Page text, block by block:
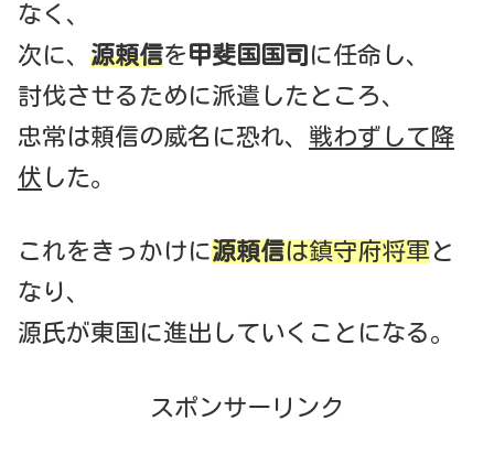
なく、
次に、 源頼信を甲斐国国司に任命し、
討伐させるために派遣したところ、
忠常は頼信の威名に恐れ、 戦わずして降
伏 した。
これをきっかけに源頼信は鎮守府将軍 と
なり、
源氏が東国に進出していくことになる。
スポンサーリンク